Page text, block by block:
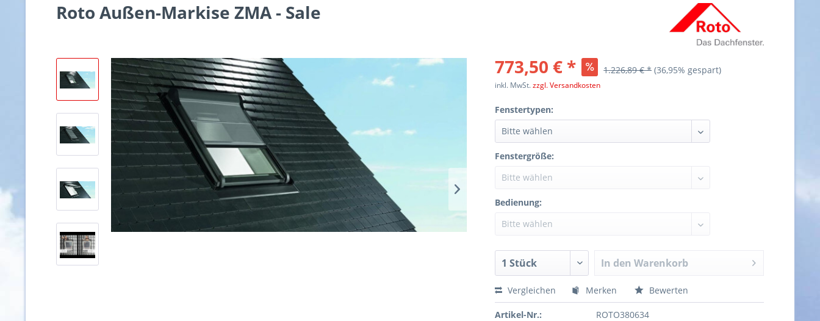
Roto Außen-Markise ZMA - Sale
773,50 € * 1.226,89 € * (36,95% gespart)
inkl. MwSt.zzgl. Versandkosten
Fenstertypen:
Fenstergröße:
Bedienung:
In den Warenkorb
Vergleichen Merken Bewerten
Artikel-Nr.: ROTO380634